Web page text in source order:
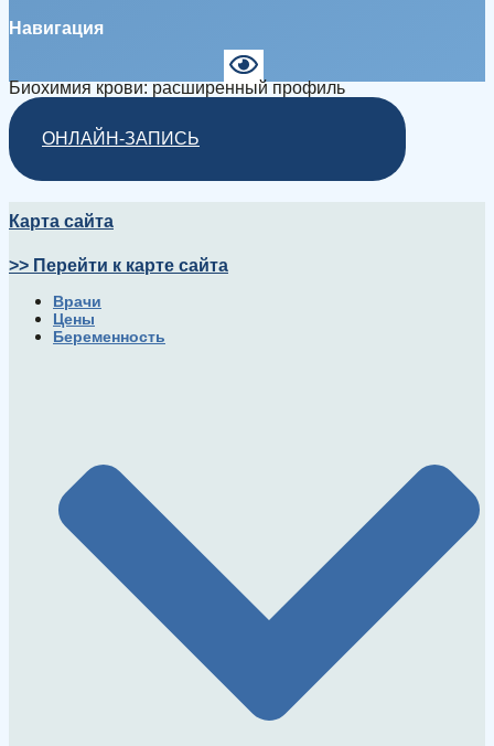
Навигация
Биохимия крови: расширенный профиль
ОНЛАЙН-ЗАПИСЬ
Карта сайта
>> Перейти к карте сайта
Врачи
Цены
Беременность